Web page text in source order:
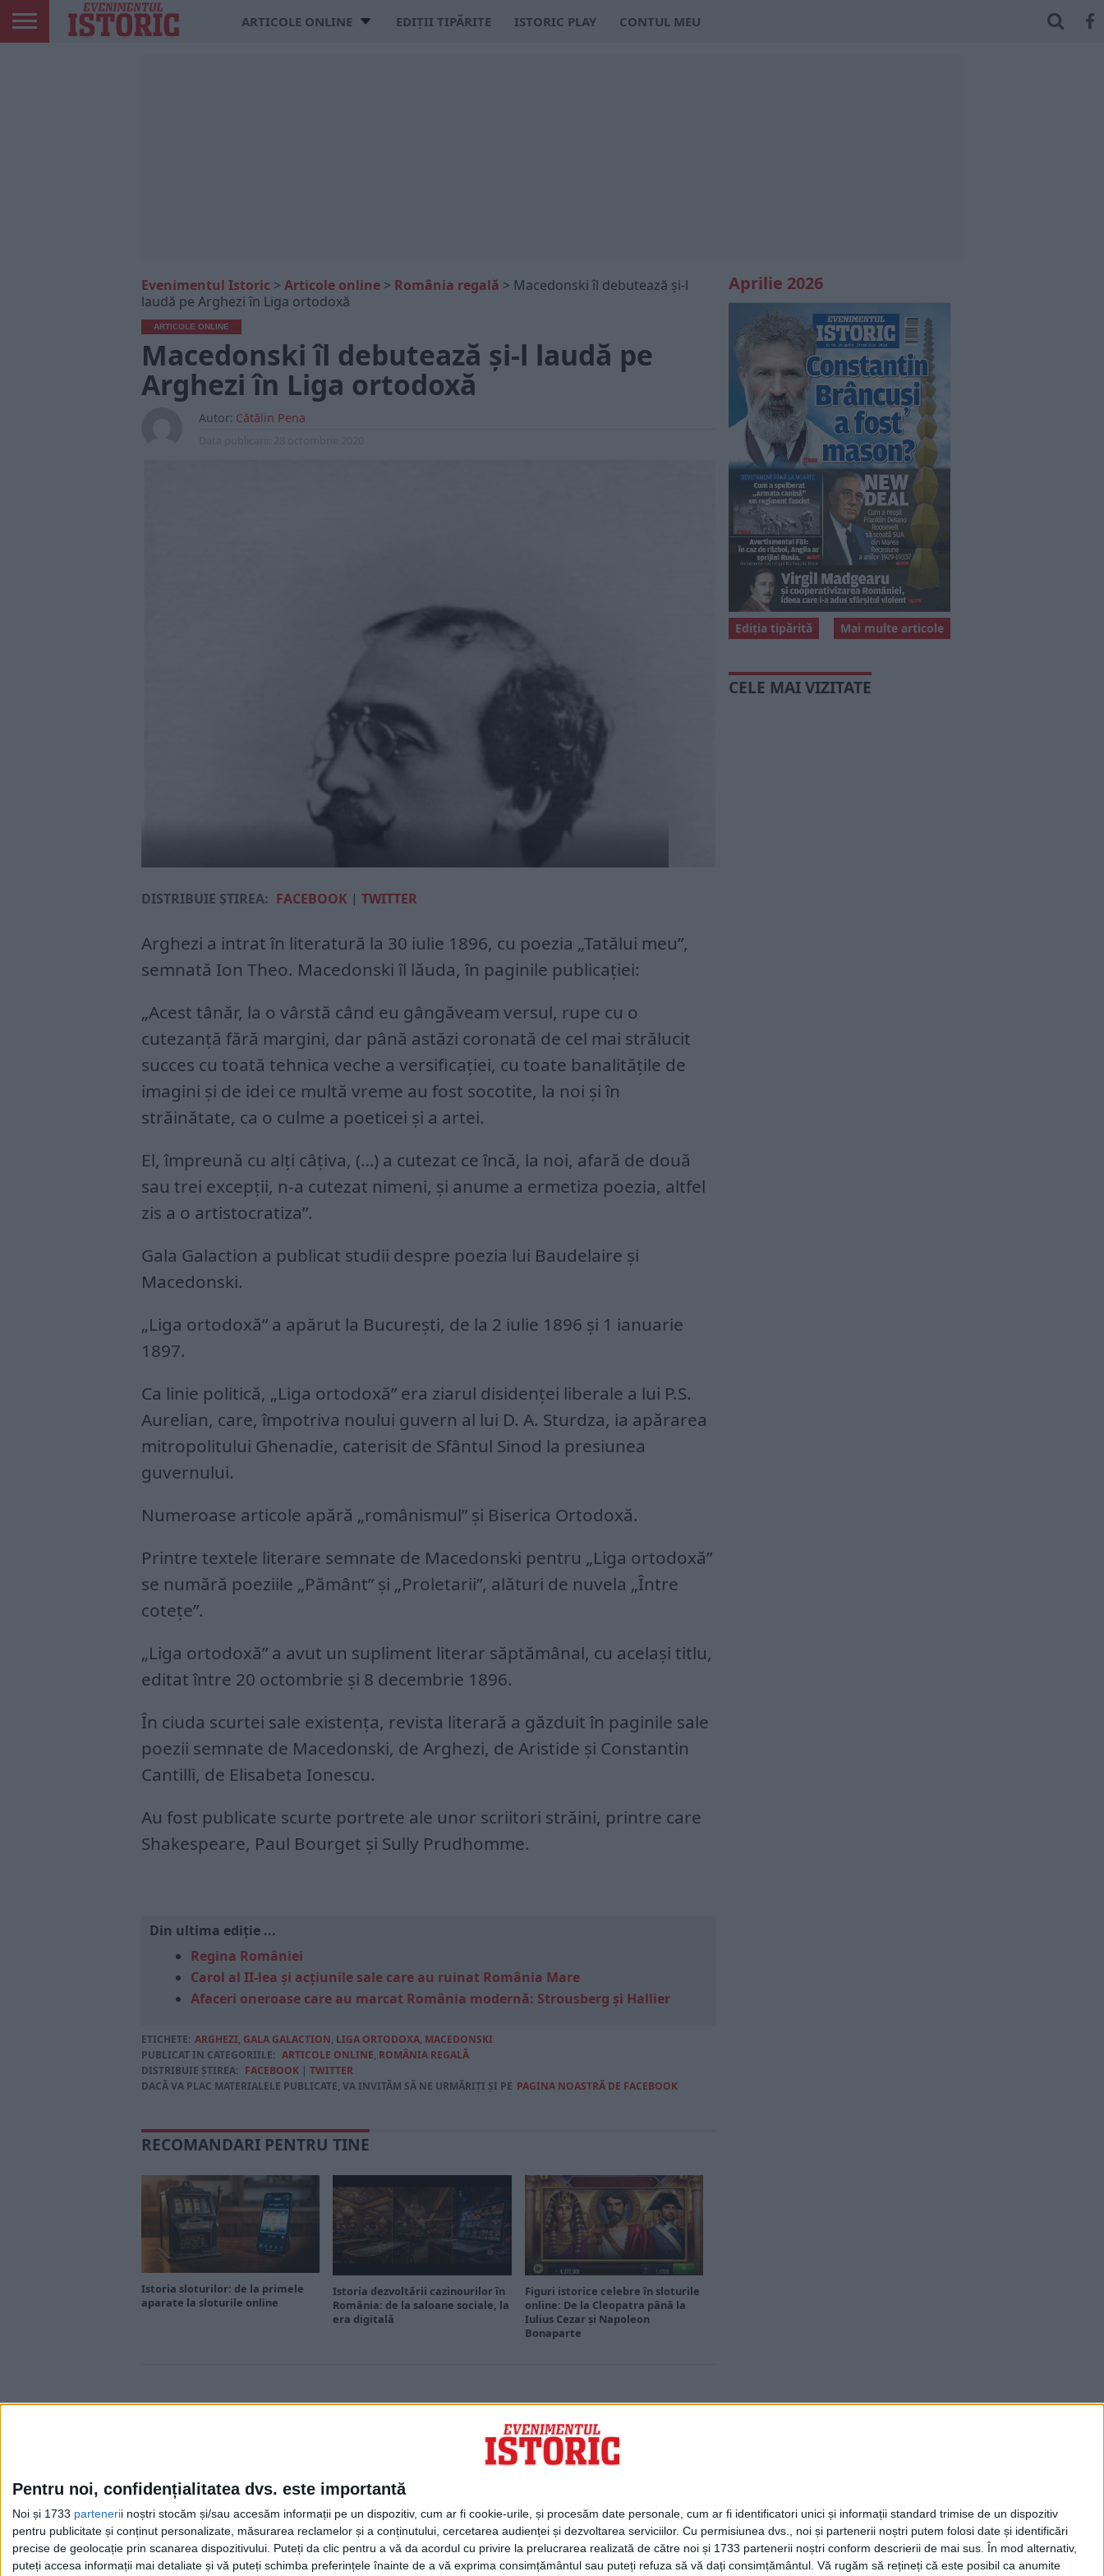
Pentru noi, confidențialitatea dvs. este importantă
Noi și 1733 partenerii noștri stocăm și/sau accesăm informații pe un dispozitiv, cum ar fi cookie-urile, și procesăm date personale, cum ar fi identificatori unici și informații standard trimise de un dispozitiv
pentru publicitate și conținut personalizate, măsurarea reclamelor și a conținutului, cercetarea audienței și dezvoltarea serviciilor. Cu permisiunea dvs., noi și partenerii noștri putem folosi date și identificări
precise de geolocație prin scanarea dispozitivului. Puteți da clic pentru a vă da acordul cu privire la prelucrarea realizată de către noi și 1733 partenerii noștri conform descrierii de mai sus. În mod alternativ,
puteți accesa informații mai detaliate și vă puteți schimba preferințele înainte de a vă exprima consimțământul sau puteți refuza să vă dați consimțământul. Vă rugăm să rețineți că este posibil ca anumite
ARTICOLE ONLINE EDIȚII TIPĂRITE ISTORIC PLAY CONTUL MEU
Evenimentul Istoric > Articole online > România regală > Macedonski îl debutează și-l
laudă pe Arghezi în Liga ortodoxă
ARTICOLE ONLINE
Macedonski îl debutează și-l laudă pe
Arghezi în Liga ortodoxă
Autor: Cătălin Pena
DISTRIBUIE ȘTIREA: FACEBOOK | TWITTER
Arghezi a intrat în literatură la 30 iulie 1896, cu poezia „Tatălui meu”,
semnată Ion Theo. Macedonski îl lăuda, în paginile publicaţiei:
„Acest tânăr, la o vârstă când eu gângăveam versul, rupe cu o
cutezanţă fără margini, dar până astăzi coronată de cel mai strălucit
succes cu toată tehnica veche a versificaţiei, cu toate banalităţile de
imagini şi de idei ce multă vreme au fost socotite, la noi şi în
străinătate, ca o culme a poeticei şi a artei.
El, împreună cu alţi câţiva, (…) a cutezat ce încă, la noi, afară de două
sau trei excepţii, n-a cutezat nimeni, şi anume a ermetiza poezia, altfel
zis a o artistocratiza”.
Gala Galaction a publicat studii despre poezia lui Baudelaire şi
Macedonski.
„Liga ortodoxă” a apărut la Bucureşti, de la 2 iulie 1896 şi 1 ianuarie
1897.
Ca linie politică, „Liga ortodoxă” era ziarul disidenţei liberale a lui P.S.
Aurelian, care, împotriva noului guvern al lui D. A. Sturdza, ia apărarea
mitropolitului Ghenadie, caterisit de Sfântul Sinod la presiunea
guvernului.
Numeroase articole apără „românismul” şi Biserica Ortodoxă.
Printre textele literare semnate de Macedonski pentru „Liga ortodoxă”
se numără poeziile „Pământ” şi „Proletarii”, alături de nuvela „Între
coteţe”.
„Liga ortodoxă” a avut un supliment literar săptămânal, cu acelaşi titlu,
editat între 20 octombrie şi 8 decembrie 1896.
În ciuda scurtei sale existenţa, revista literară a găzduit în paginile sale
poezii semnate de Macedonski, de Arghezi, de Aristide şi Constantin
Cantilli, de Elisabeta Ionescu.
Au fost publicate scurte portrete ale unor scriitori străini, printre care
Shakespeare, Paul Bourget şi Sully Prudhomme.
Din ultima ediție ...
Regina României
Carol al II-lea și acțiunile sale care au ruinat România Mare
Afaceri oneroase care au marcat România modernă: Strousberg și Hallier
ETICHETE: ARGHEZI, GALA GALACTION, LIGA ORTODOXA, MACEDONSKI
PUBLICAT IN CATEGORIILE: ARTICOLE ONLINE, ROMÂNIA REGALĂ
DISTRIBUIE ȘTIREA: FACEBOOK | TWITTER
DACĂ VA PLAC MATERIALELE PUBLICATE, VA INVITĂM SĂ NE URMĂRIȚI ȘI PE PAGINA NOASTRĂ DE FACEBOOK
RECOMANDARI PENTRU TINE
Istoria sloturilor: de la primele
aparate la sloturile online
Istoria dezvoltării cazinourilor în
România: de la saloane sociale, la
era digitală
Figuri istorice celebre în sloturile
online: De la Cleopatra până la
Iulius Cezar și Napoleon
Bonaparte
Aprilie 2026
Mai multe articole
Ediția tipărită
CELE MAI VIZITATE
Cea mai mare revistă de istorie din Europa!.
Media KIT
Evenimentul Zilei
Doctorul Zilei
Infofinanciar
Infoactual
Editura de carte
EVZ Comunicate
Capital Comunicate